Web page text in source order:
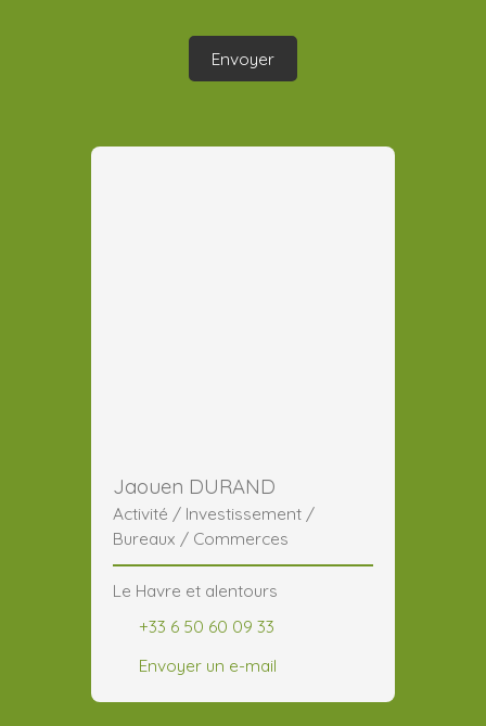
Envoyer
Jaouen DURAND
Activité / Investissement /
Bureaux / Commerces
Le Havre et alentours
+33 6 50 60 09 33
Envoyer un e-mail